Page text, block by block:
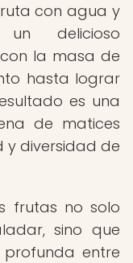
con agua y
delicioso
la masa de
hasta lograr
es una
de matices
y diversidad de
frutas no solo
sino que
profunda entre